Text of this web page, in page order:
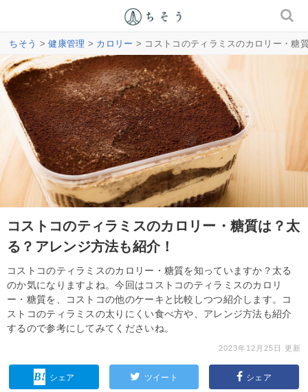
ちそう >健康管理 > カロリー > コストコのティラミスのカロリー・糖
コストコのティラミスのカロリー・糖質は？太
る？アレンジ方法も紹介！
コストコのティラミスのカロリー・糖質を知っていますか？太る
のか気になりますよね。今回はコストコのティラミスのカロリ
ー・糖質を、コストコの他のケーキと比較しつつ紹介します。コ
ストコのティラミスの太りにくい食べ方や、アレンジ方法も紹介
するので参考にしてみてくださいね。
2023年12月25日 更新
シェア ツイート シェア